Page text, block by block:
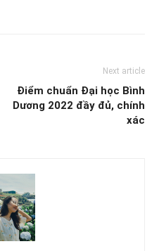
Next article
Điểm chuẩn Đại học Bình
Dương 2022 đầy đủ, chính
xác